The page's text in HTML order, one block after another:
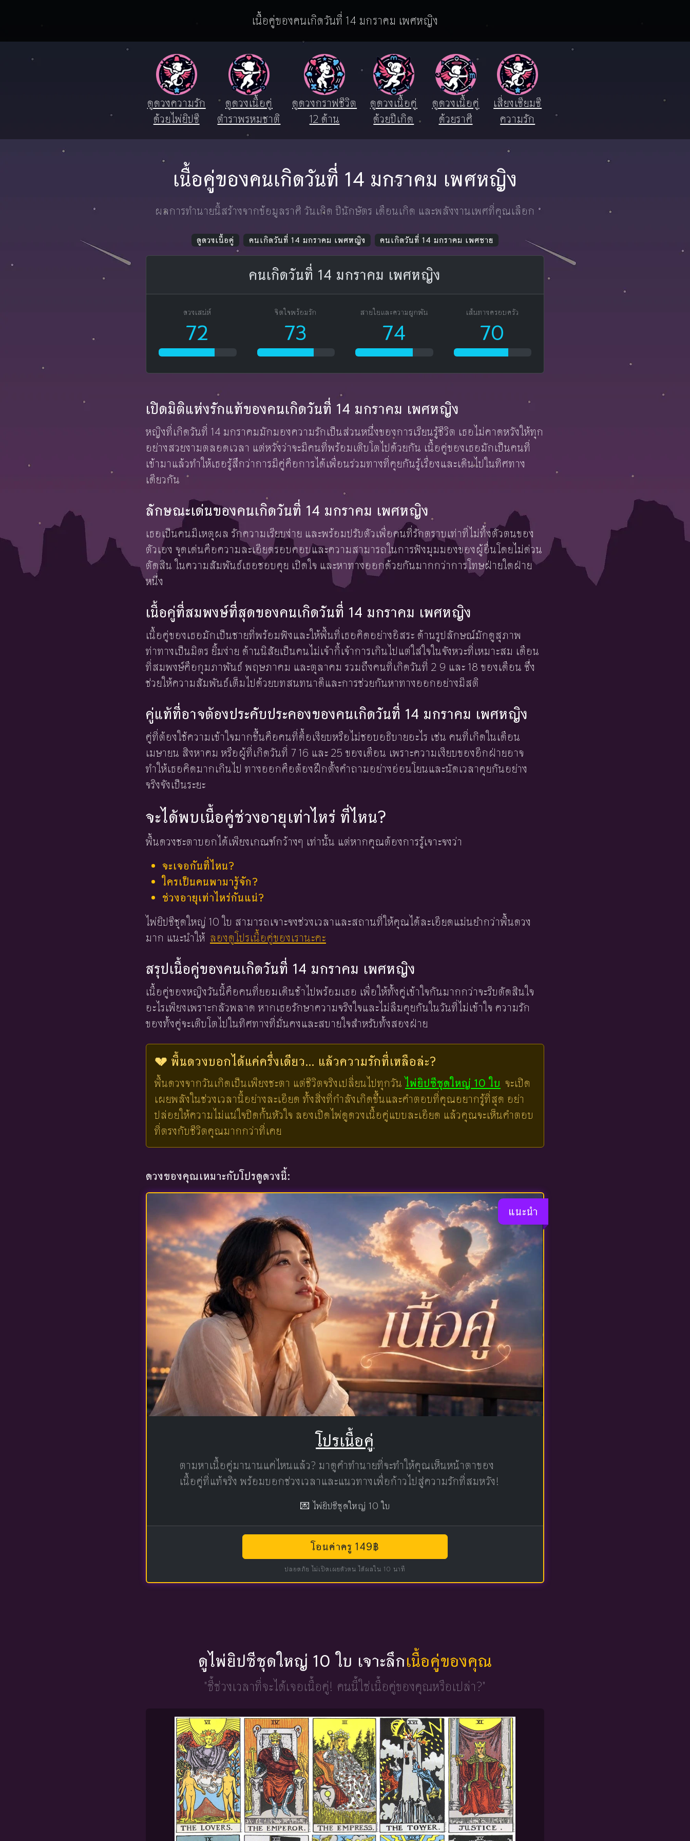
เนื้อคู่ของคนเกิดวันที่ 14 มกราคม เพศหญิง
ดูดวงความรัก
ด้วยไพ่ยิปซี
ดูดวงเนื้อคู่
ตำราพรหมชาติ
ดูดวงกราฟชีวิต
12 ด้าน
ดูดวงเนื้อคู่
ด้วยปีเกิด
ดูดวงเนื้อคู่
ด้วยราศี
เสี่ยงเซียมซี
ความรัก
เนื้อคู่ของคนเกิดวันที่ 14 มกราคม เพศหญิง
ผลการทำนายนี้สร้างจากข้อมูลราศี วันเกิด ปีนักษัตร เดือนเกิด และพลังงานเพศที่คุณเลือก
ดูดวงเนื้อคู่ คนเกิดวันที่ 14 มกราคม เพศหญิง คนเกิดวันที่ 14 มกราคม เพศชาย
คนเกิดวันที่ 14 มกราคม เพศหญิง
ดวงเสน่ห์
72
จิตใจพร้อมรัก
73
สายใยและความผูกพัน
74
เส้นทางครอบครัว
70
เปิดมิติแห่งรักแท้ของคนเกิดวันที่ 14 มกราคม เพศหญิง
หญิงที่เกิดวันที่ 14 มกราคมมักมองความรักเป็นส่วนหนึ่งของการเรียนรู้ชีวิต เธอไม่คาดหวังให้ทุก
อย่างสวยงามตลอดเวลา แต่หวังว่าจะมีคนที่พร้อมเติบโตไปด้วยกัน เนื้อคู่ของเธอมักเป็นคนที่
เข้ามาแล้วทำให้เธอรู้สึกว่าการมีคู่คือการได้เพื่อนร่วมทางที่คุยกันรู้เรื่องและเดินไปในทิศทาง
เดียวกัน
ลักษณะเด่นของคนเกิดวันที่ 14 มกราคม เพศหญิง
เธอเป็นคนมีเหตุผล รักความเรียบง่าย และพร้อมปรับตัวเพื่อคนที่รักตราบเท่าที่ไม่ทิ้งตัวตนของ
ตัวเอง จุดเด่นคือความละเอียดรอบคอบและความสามารถในการฟังมุมมองของผู้อื่นโดยไม่ด่วน
ตัดสิน ในความสัมพันธ์เธอชอบคุย เปิดใจ และหาทางออกด้วยกันมากกว่าการโทษฝ่ายใดฝ่าย
หนึ่ง
เนื้อคู่ที่สมพงษ์ที่สุดของคนเกิดวันที่ 14 มกราคม เพศหญิง
เนื้อคู่ของเธอมักเป็นชายที่พร้อมฟังและให้พื้นที่เธอคิดอย่างอิสระ ด้านรูปลักษณ์มักดูสุภาพ
ท่าทางเป็นมิตร ยิ้มง่าย ด้านนิสัยเป็นคนไม่เจ้ากี้เจ้าการเกินไปแต่ใส่ใจในจังหวะที่เหมาะสม เดือน
ที่สมพงษ์คือกุมภาพันธ์ พฤษภาคม และตุลาคม รวมถึงคนที่เกิดวันที่ 2 9 และ 18 ของเดือน ซึ่ง
ช่วยให้ความสัมพันธ์เต็มไปด้วยบทสนทนาดีและการช่วยกันหาทางออกอย่างมีสติ
คู่แท้ที่อาจต้องประคับประคองของคนเกิดวันที่ 14 มกราคม เพศหญิง
คู่ที่ต้องใช้ความเข้าใจมากขึ้นคือคนที่ดื้อเงียบหรือไม่ชอบอธิบายอะไร เช่น คนที่เกิดในเดือน
เมษายน สิงหาคม หรือผู้ที่เกิดวันที่ 7 16 และ 25 ของเดือน เพราะความเงียบของอีกฝ่ายอาจ
ทำให้เธอคิดมากเกินไป ทางออกคือต้องฝึกตั้งคำถามอย่างอ่อนโยนและนัดเวลาคุยกันอย่าง
จริงจังเป็นระยะ
จะได้พบเนื้อคู่ช่วงอายุเท่าไหร่ ที่ไหน?
พื้นดวงชะตาบอกได้เพียงเกณฑ์กว้างๆ เท่านั้น แต่หากคุณต้องการรู้เจาะจงว่า
จะเจอกันที่ไหน?
ใครเป็นคนพามารู้จัก?
ช่วงอายุเท่าไหร่กันแน่?
ไพ่ยิปซีชุดใหญ่ 10 ใบ สามารถเจาะจงช่วงเวลาและสถานที่ให้คุณได้ละเอียดแม่นยำกว่าพื้นดวง
มาก แนะนำให้ ลองดูโปรเนื้อคู่ของเรานะคะ
สรุปเนื้อคู่ของคนเกิดวันที่ 14 มกราคม เพศหญิง
เนื้อคู่ของหญิงวันนี้คือคนที่ยอมเดินช้าไปพร้อมเธอ เพื่อให้ทั้งคู่เข้าใจกันมากกว่าจะรีบตัดสินใจ
อะไรเพียงเพราะกลัวพลาด หากเธอรักษาความจริงใจและไม่ลืมคุยกันในวันที่ไม่เข้าใจ ความรัก
ของทั้งคู่จะเติบโตไปในทิศทางที่มั่นคงและสบายใจสำหรับทั้งสองฝ่าย
💔 พื้นดวงบอกได้แค่ครึ่งเดียว... แล้วความรักที่เหลือล่ะ?
พื้นดวงจากวันเกิดเป็นเพียงชะตา แต่ชีวิตจริงเปลี่ยนไปทุกวัน ไพ่ยิปซีชุดใหญ่ 10 ใบ จะเปิด
เผยพลังในช่วงเวลานี้อย่างละเอียด ทั้งสิ่งที่กำลังเกิดขึ้นและคำตอบที่คุณอยากรู้ที่สุด อย่า
ปล่อยให้ความไม่แน่ใจปิดกั้นหัวใจ ลองเปิดไพ่ดูดวงเนื้อคู่แบบละเอียด แล้วคุณจะเห็นคำตอบ
ที่ตรงกับชีวิตคุณมากกว่าที่เคย
ดวงของคุณเหมาะกับโปรดูดวงนี้:
แนะนำ
โปรเนื้อคู่
ตามหาเนื้อคู่มานานแค่ไหนแล้ว? มาดูคำทำนายที่จะทำให้คุณเห็นหน้าตาของ
เนื้อคู่ที่แท้จริง พร้อมบอกช่วงเวลาและแนวทางเพื่อก้าวไปสู่ความรักที่สมหวัง!
💌 ไพ่ยิปซีชุดใหญ่ 10 ใบ
โอนค่าครู 149฿
ปลอดภัย ไม่เปิดเผยตัวตน ได้ผลใน 10 นาที
ดูไพ่ยิปซีชุดใหญ่ 10 ใบ เจาะลึกเนื้อคู่ของคุณ
"ชี้ช่วงเวลาที่จะได้เจอเนื้อคู่! คนนี้ใช่เนื้อคู่ของคุณหรือเปล่า?"